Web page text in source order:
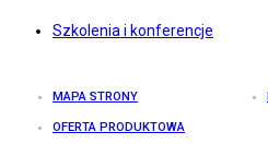
Szkolenia i konferencje
MAPA STRONY
OFERTA PRODUKTOWA